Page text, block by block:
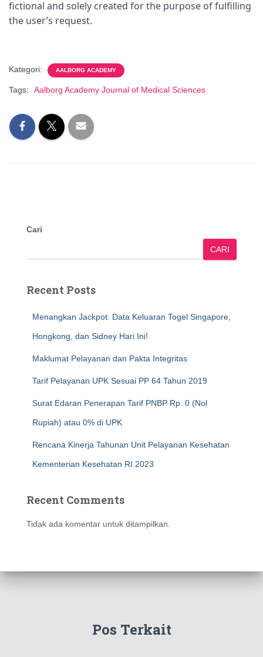
fictional and solely created for the purpose of fulfilling
the user’s request.
Kategori: AALBORG ACADEMY
Tags: Aalborg Academy Journal of Medical Sciences
Cari
CARI
Recent Posts
Menangkan Jackpot: Data Keluaran Togel Singapore,
Hongkong, dan Sidney Hari Ini!
Maklumat Pelayanan dan Pakta Integritas
Tarif Pelayanan UPK Sesuai PP 64 Tahun 2019
Surat Edaran Penerapan Tarif PNBP Rp. 0 (Nol
Rupiah) atau 0% di UPK
Rencana Kinerja Tahunan Unit Pelayanan Kesehatan
Kementerian Kesehatan RI 2023
Recent Comments
Tidak ada komentar untuk ditampilkan.
Pos Terkait